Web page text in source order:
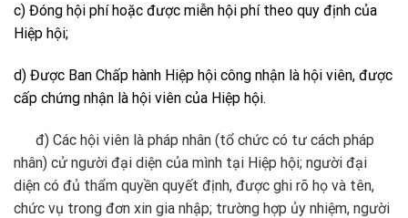
c) Đóng hội phí hoặc được miễn hội phí theo quy định của
Hiệp hội;
d) Được Ban Chấp hành Hiệp hội công nhận là hội viên, được
cấp chứng nhận là hội viên của Hiệp hội.
đ) Các hội viên là pháp nhân (tổ chức có tư cách pháp
nhân) cử người đại diện của mình tại Hiệp hội; người đại
diện có đủ thẩm quyền quyết định, được ghi rõ họ và tên,
chức vụ trong đơn xin gia nhập; trường hợp ủy nhiệm, người